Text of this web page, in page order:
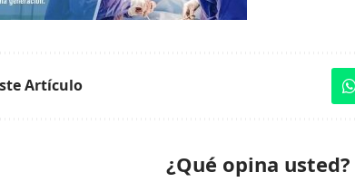
Artículo
¿Qué opina usted?